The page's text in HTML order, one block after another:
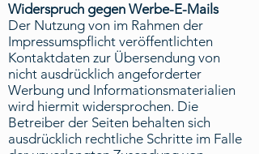
Widerspruch gegen Werbe-E-Mails
Der Nutzung von im Rahmen der
Impressumspflicht veröffentlichten
Kontaktdaten zur Übersendung von
nicht ausdrücklich angeforderter
Werbung und Informationsmaterialien
wird hiermit widersprochen. Die
Betreiber der Seiten behalten sich
ausdrücklich rechtliche Schritte im Falle